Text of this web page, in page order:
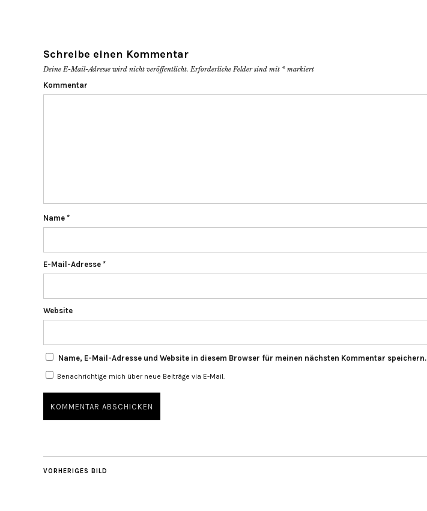
Schreibe einen Kommentar
Deine E-Mail-Adresse wird nicht veröffentlicht. Erforderliche Felder sind mit * markiert
Kommentar
Name *
E-Mail-Adresse *
Website
Name, E-Mail-Adresse und Website in diesem Browser für meinen nächsten Kommentar speichern.
Benachrichtige mich über neue Beiträge via E-Mail.
VORHERIGES BILD